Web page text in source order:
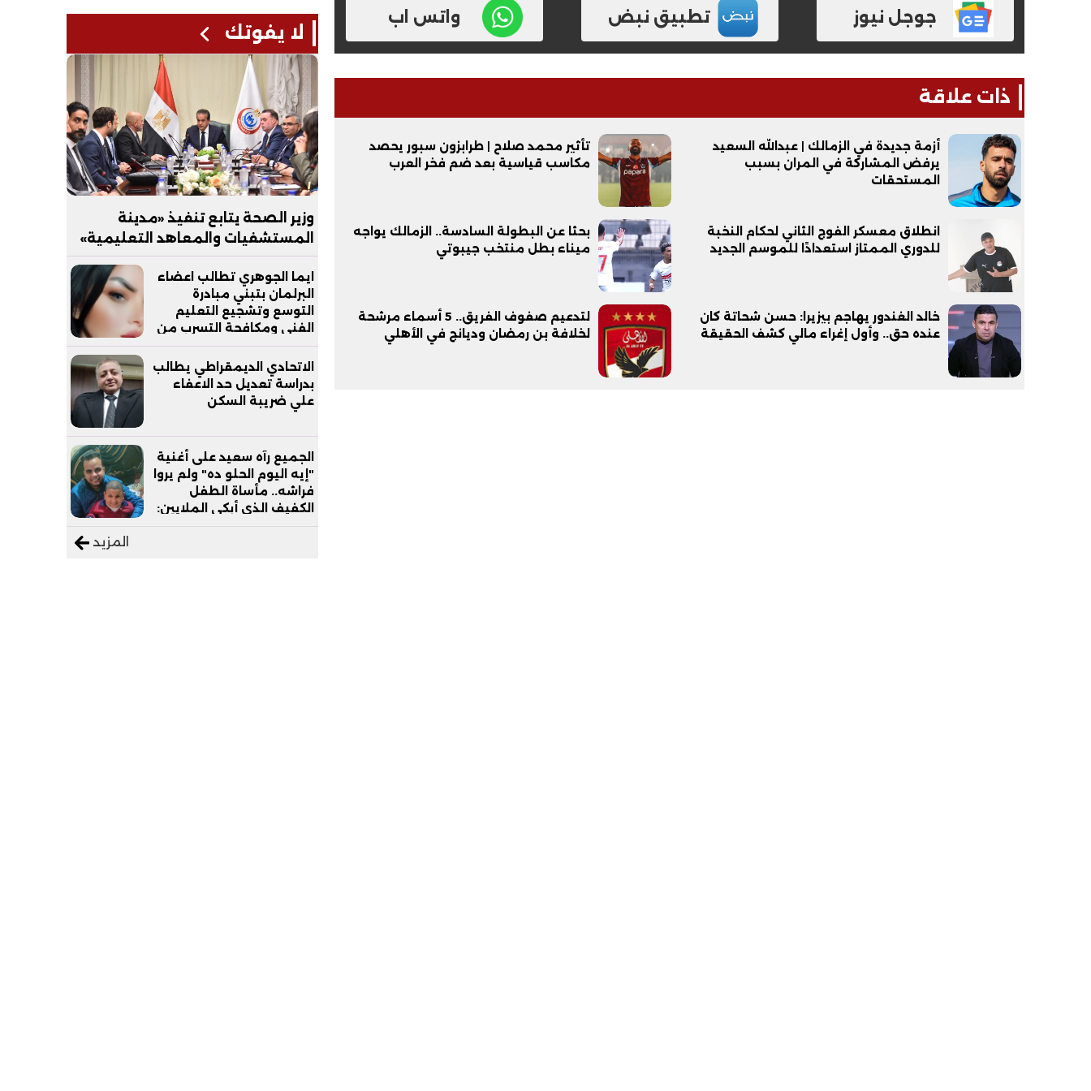
جوجل نيوز تطبيق نبض واتس اب
ذات علاقة
أزمة جديدة في الزمالك | عبدالله السعيد
يرفض المشاركة في المران بسبب
المستحقات
تأثير محمد صلاح | طرابزون سبور يحصد
مكاسب قياسية بعد ضم فخر العرب
انطلاق معسكر الفوج الثاني لحكام النخبة
للدوري الممتاز استعدادًا للموسم الجديد
بحثا عن البطولة السادسة.. الزمالك يواجه
ميناء بطل منتخب جيبوتي
خالد الغندور يهاجم بيزيرا: حسن شحاتة كان
عنده حق.. وأول إغراء مالي كشف الحقيقة
لتدعيم صفوف الفريق.. 5 أسماء مرشحة
لخلافة بن رمضان وديانج في الأهلي
لا يفوتك
وزير الصحة يتابع تنفيذ «مدينة
المستشفيات والمعاهد التعليمية»
بالعاصمة الجديدة
ايما الجوهري تطالب اعضاء
البرلمان بتبني مبادرة
التوسع وتشجيع التعليم
الفني ومكافحة التسرب من
التعليم
الاتحادي الديمقراطي يطالب
بدراسة تعديل حد الاعفاء
علي ضريبة السكن
الجميع رآه سعيد على أغنية
"إيه اليوم الحلو ده" ولم يروا
فراشه.. مأساة الطفل
الكفيف الذي أبكى الملايين:
المزيد